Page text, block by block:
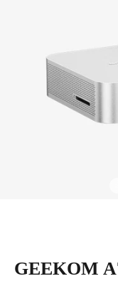
GEEKOM